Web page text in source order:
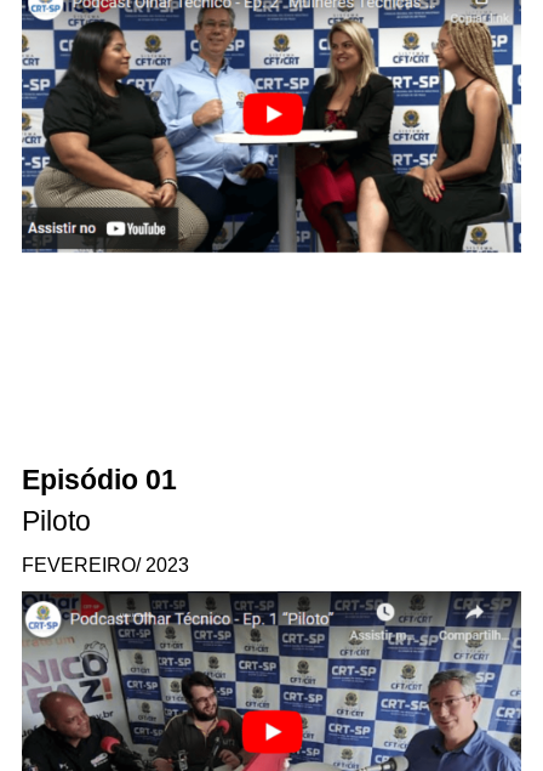
Episódio01
Piloto
FEVEREIRO/ 2023